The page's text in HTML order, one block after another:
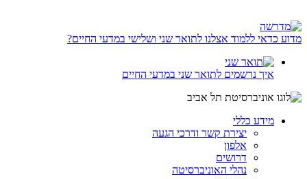
מדוע כדאי ללמוד אצלנו לתואר שני ושלישי במדעי החיים?
איך נרשמים לתואר שני במדעי החיים
מידע כללי
יצירת קשר ודרכי הגעה
אלפון
דרושים
נהלי האוניברסיטה